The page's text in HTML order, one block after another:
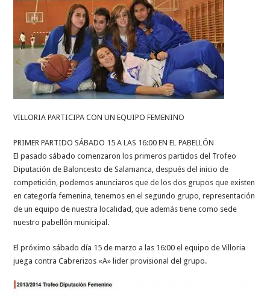
VILLORIA PARTICIPA CON UN EQUIPO FEMENINO
PRIMER PARTIDO SÁBADO 15 A LAS 16:00 EN EL PABELLÓN
El pasado sábado comenzaron los primeros partidos del Trofeo
Diputación de Baloncesto de Salamanca, después del inicio de
competición, podemos anunciaros que de los dos grupos que existen
en categoría femenina, tenemos en el segundo grupo, representación
de un equipo de nuestra localidad, que además tiene como sede
nuestro pabellón municipal.
El próximo sábado día 15 de marzo a las 16:00 el equipo de Villoria
juega contra Cabrerizos «A» lider provisional del grupo.